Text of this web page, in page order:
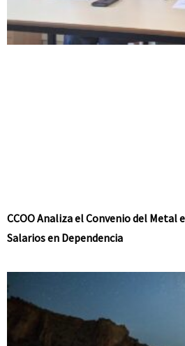
CCOO Analiza el Convenio del Metal
Salarios en Dependencia